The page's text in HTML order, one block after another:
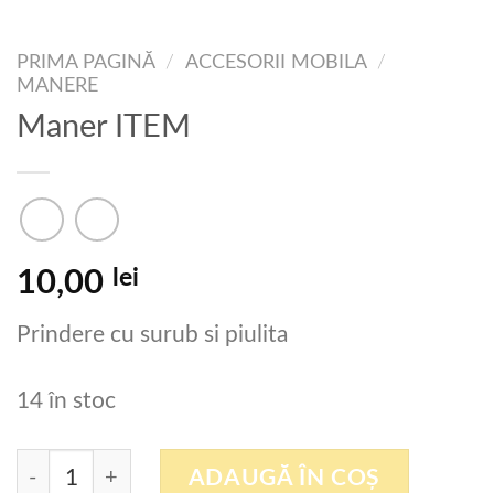
PRIMA PAGINĂ / ACCESORII MOBILA
/
MANERE
Maner ITEM
10,00 lei
Prindere cu surub si piulita
14 în stoc
Cantitate Maner ITEM
ADAUGĂ ÎN COȘ